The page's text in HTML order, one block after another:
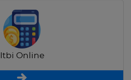
Itbi Online